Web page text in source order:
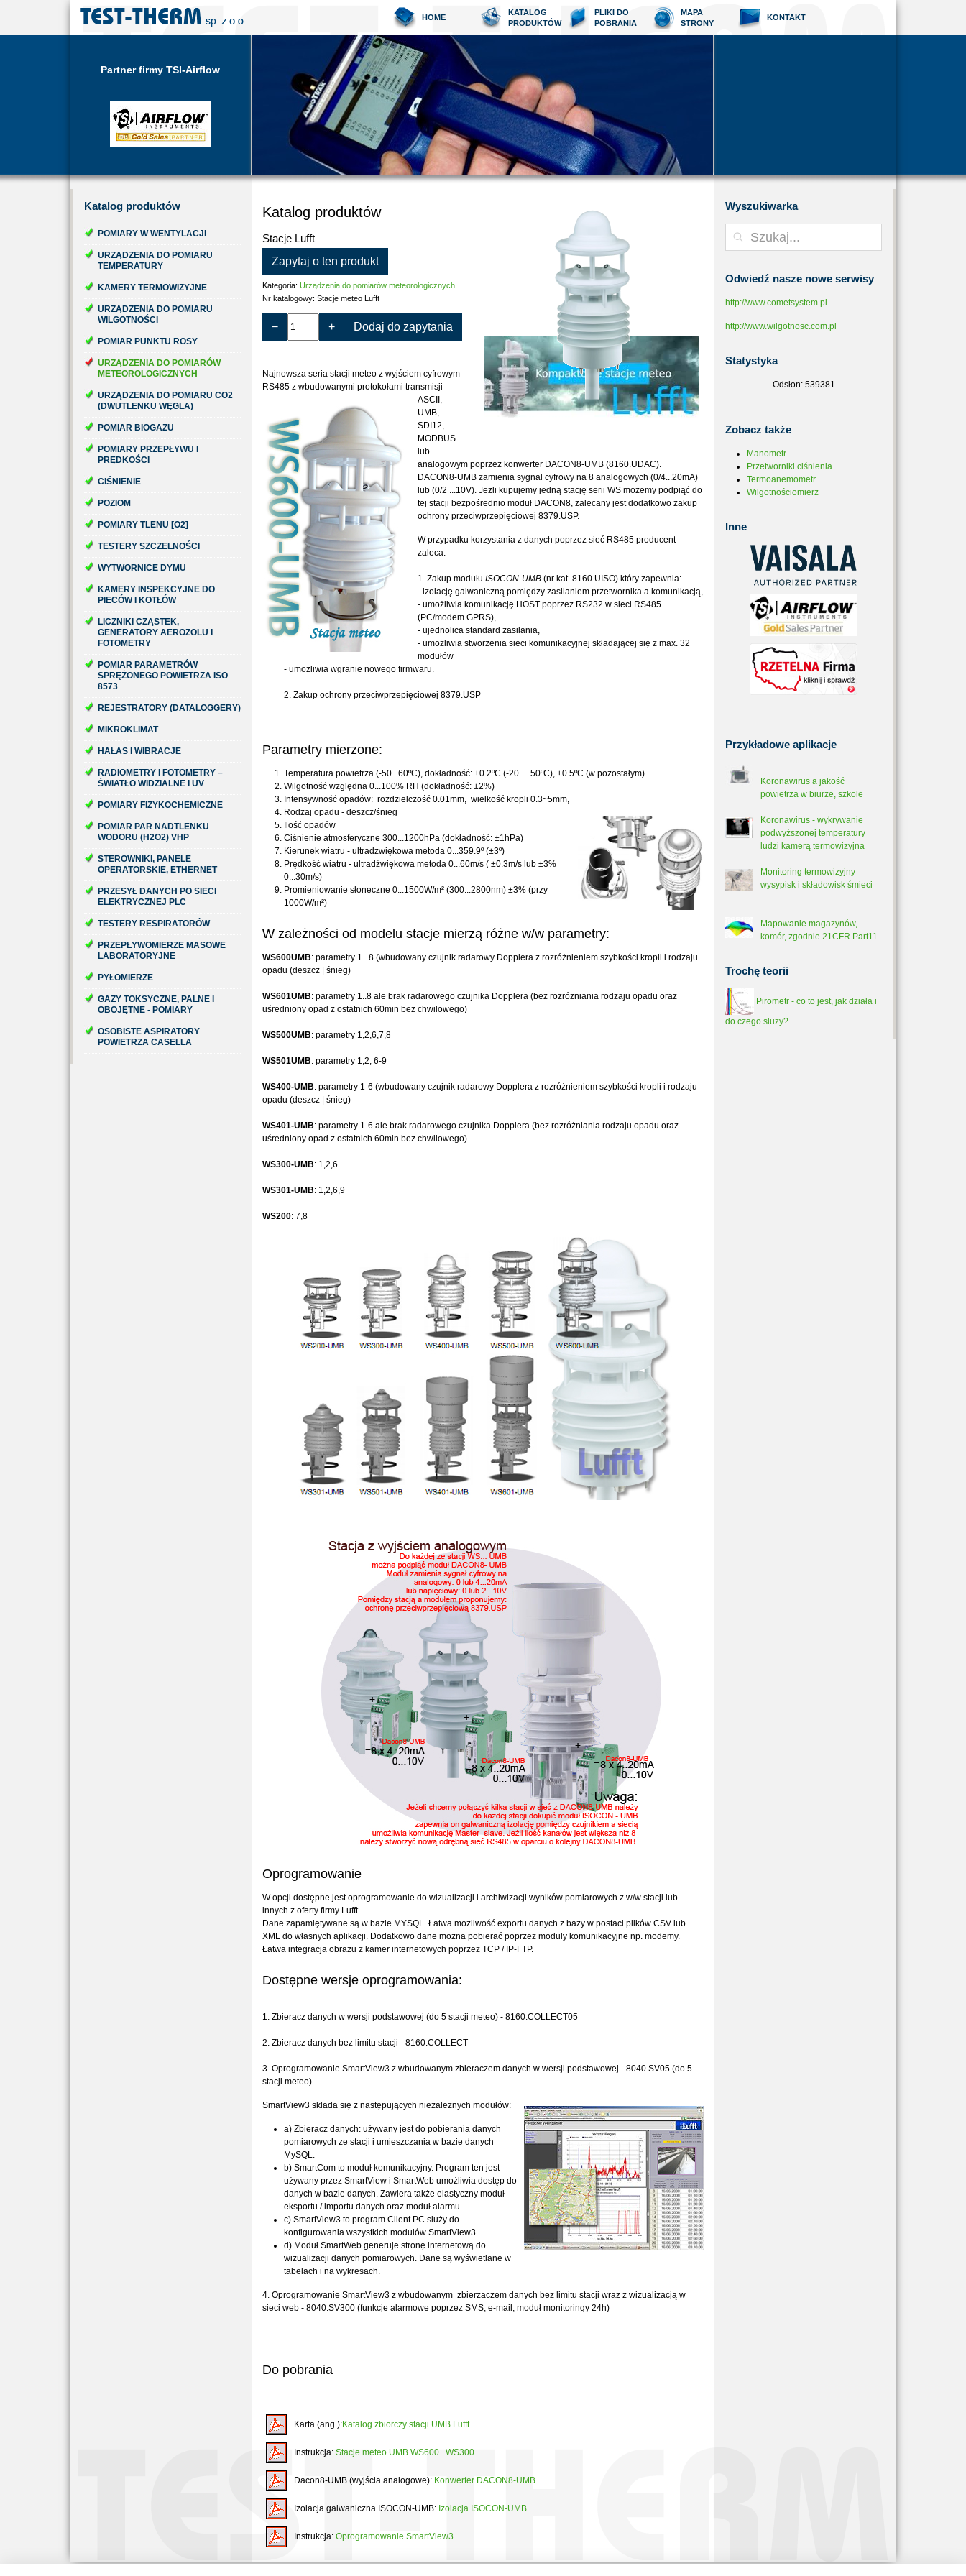
HOME
KATALOG
PRODUKTÓW
PLIKI DO
POBRANIA
MAPA
STRONY
KONTAKT
Partner firmy TSI-Airflow
Katalog produktów
Stacje Lufft
Zapytaj o ten produkt
Kategoria: Urządzenia do pomiarów meteorologicznych
Nr katalogowy: Stacje meteo Lufft
− + Dodaj do zapytania
Najnowsza seria stacji meteo z wyjściem cyfrowym
RS485 z wbudowanymi protokołami transmisji
ASCII,
UMB,
SDI12,
MODBUS
lub
analogowym poprzez konwerter DACON8-UMB (8160.UDAC).
DACON8-UMB zamienia sygnał cyfrowy na 8 analogowych (0/4...20mA)
lub (0/2 ...10V). Jeżli kupujemy jedną stację serii WS możemy podpiąć do
tej stacji bezpośrednio moduł DACON8, zalecany jest dodatkowo zakup
ochrony przeciwprzepięciowej 8379.USP.
W przypadku korzystania z danych poprzez sieć RS485 producent
zaleca:
1. Zakup modułu ISOCON-UMB (nr kat. 8160.UISO) który zapewnia:
- izolację galwaniczną pomiędzy zasilaniem przetwornika a komunikacją,
- umożliwia komunikację HOST poprzez RS232 w sieci RS485
(PC/modem GPRS),
- ujednolica standard zasilania,
- umożliwia stworzenia sieci komunikacyjnej składającej się z max. 32
modułów
- umożliwia wgranie nowego firmwaru.
2. Zakup ochrony przeciwprzepięciowej 8379.USP
Parametry mierzone:
Temperatura powietrza (-50...60ºC), dokładność: ±0.2ºC (-20...+50ºC), ±0.5ºC (w pozostałym)
Wilgotność względna 0...100% RH (dokładność: ±2%)
Intensywność opadów: rozdzielczość 0.01mm, wielkość kropli 0.3~5mm,
Rodzaj opadu - deszcz/śnieg
Ilość opadów
Ciśnienie atmosferyczne 300...1200hPa (dokładność: ±1hPa)
Kierunek wiatru - ultradzwiękowa metoda 0...359.9º (±3º)
Prędkość wiatru - ultradźwiękowa metoda 0...60m/s ( ±0.3m/s lub ±3%
0...30m/s)
Promieniowanie słoneczne 0...1500W/m² (300...2800nm) ±3% (przy
1000W/m²)
W zależności od modelu stacje mierzą różne w/w parametry:
WS600UMB: parametry 1...8 (wbudowany czujnik radarowy Dopplera z rozróżnieniem szybkości kropli i rodzaju
opadu (deszcz | śnieg)
WS601UMB: parametry 1..8 ale brak radarowego czujnika Dopplera (bez rozróżniania rodzaju opadu oraz
uśredniony opad z ostatnich 60min bez chwilowego)
WS500UMB: parametry 1,2,6,7,8
WS501UMB: parametry 1,2, 6-9
WS400-UMB: parametry 1-6 (wbudowany czujnik radarowy Dopplera z rozróżnieniem szybkości kropli i rodzaju
opadu (deszcz | śnieg)
WS401-UMB: parametry 1-6 ale brak radarowego czujnika Dopplera (bez rozróżniania rodzaju opadu oraz
uśredniony opad z ostatnich 60min bez chwilowego)
WS300-UMB: 1,2,6
WS301-UMB: 1,2,6,9
WS200: 7,8
Oprogramowanie
W opcji dostępne jest oprogramowanie do wizualizacji i archiwizacji wyników pomiarowych z w/w stacji lub
innych z oferty firmy Lufft.
Dane zapamiętywane są w bazie MYSQL. Łatwa mozliwość exportu danych z bazy w postaci plików CSV lub
XML do własnych aplikacji. Dodatkowo dane można pobierać poprzez moduły komunikacyjne np. modemy.
Łatwa integracja obrazu z kamer internetowych poprzez TCP / IP-FTP.
Dostępne wersje oprogramowania:
1. Zbieracz danych w wersji podstawowej (do 5 stacji meteo) - 8160.COLLECT05
2. Zbieracz danych bez limitu stacji - 8160.COLLECT
3. Oprogramowanie SmartView3 z wbudowanym zbieraczem danych w wersji podstawowej - 8040.SV05 (do 5
stacji meteo)
SmartView3 składa się z następujących niezależnych modułów:
a) Zbieracz danych: używany jest do pobierania danych
pomiarowych ze stacji i umieszczania w bazie danych
MySQL.
b) SmartCom to moduł komunikacyjny. Program ten jest
używany przez SmartView i SmartWeb umożliwia dostęp do
danych w bazie danych. Zawiera także elastyczny moduł
eksportu / importu danych oraz moduł alarmu.
c) SmartView3 to program Client PC służy do
konfigurowania wszystkich modułów SmartView3.
d) Moduł SmartWeb generuje stronę internetową do
wizualizacji danych pomiarowych. Dane są wyświetlane w
tabelach i na wykresach.
4. Oprogramowanie SmartView3 z wbudowanym zbierzaczem danych bez limitu stacji wraz z wizualizacją w
sieci web - 8040.SV300 (funkcje alarmowe poprzez SMS, e-mail, moduł monitoringy 24h)
Do pobrania
Karta (ang.):Katalog zbiorczy stacji UMB Lufft
Instrukcja: Stacje meteo UMB WS600...WS300
Dacon8-UMB (wyjścia analogowe): Konwerter DACON8-UMB
Izolacja galwaniczna ISOCON-UMB: Izolacja ISOCON-UMB
Instrukcja: Oprogramowanie SmartView3
Katalog produktów
POMIARY W WENTYLACJI
URZĄDZENIA DO POMIARU
TEMPERATURY
KAMERY TERMOWIZYJNE
URZĄDZENIA DO POMIARU
WILGOTNOŚCI
POMIAR PUNKTU ROSY
URZĄDZENIA DO POMIARÓW
METEOROLOGICZNYCH
URZĄDZENIA DO POMIARU CO2
(DWUTLENKU WĘGLA)
POMIAR BIOGAZU
POMIARY PRZEPŁYWU I
PRĘDKOŚCI
CIŚNIENIE
POZIOM
POMIARY TLENU [O2]
TESTERY SZCZELNOŚCI
WYTWORNICE DYMU
KAMERY INSPEKCYJNE DO
PIECÓW I KOTŁÓW
LICZNIKI CZĄSTEK,
GENERATORY AEROZOLU I
FOTOMETRY
POMIAR PARAMETRÓW
SPRĘŻONEGO POWIETRZA ISO
8573
REJESTRATORY (DATALOGGERY)
MIKROKLIMAT
HAŁAS I WIBRACJE
RADIOMETRY I FOTOMETRY –
ŚWIATŁO WIDZIALNE I UV
POMIARY FIZYKOCHEMICZNE
POMIAR PAR NADTLENKU
WODORU (H2O2) VHP
STEROWNIKI, PANELE
OPERATORSKIE, ETHERNET
PRZESYŁ DANYCH PO SIECI
ELEKTRYCZNEJ PLC
TESTERY RESPIRATORÓW
PRZEPŁYWOMIERZE MASOWE
LABORATORYJNE
PYŁOMIERZE
GAZY TOKSYCZNE, PALNE I
OBOJĘTNE - POMIARY
OSOBISTE ASPIRATORY
POWIETRZA CASELLA
Wyszukiwarka
Odwiedź nasze nowe serwisy
http://www.cometsystem.pl
http://www.wilgotnosc.com.pl
Statystyka
Odsłon: 539381
Zobacz także
Manometr
Przetworniki ciśnienia
Termoanemometr
Wilgotnościomierz
Inne
Przykładowe aplikacje
Koronawirus a jakość
powietrza w biurze, szkole
Koronawirus - wykrywanie
podwyższonej temperatury
ludzi kamerą termowizyjna
Monitoring termowizyjny
wysypisk i składowisk śmieci
Mapowanie magazynów,
komór, zgodnie 21CFR Part11
Trochę teorii
Pirometr - co to jest, jak działa i
do czego służy?